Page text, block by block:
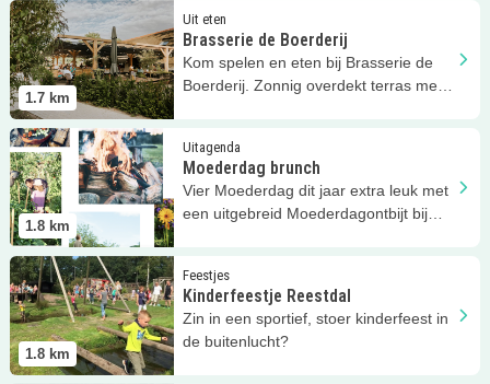
1.7 km
Uit eten
Brasserie de Boerderij
Kom spelen en eten bij Brasserie de
Boerderij. Zonnig overdekt terras met
Lees meer Brasserie de Boerderij
1.8 km
Uitagenda
Moederdag brunch
Vier Moederdag dit jaar extra leuk met
een uitgebreid Moederdagontbijt bij
Lees meer Moederdag brunch
1.8 km
Feestjes
Kinderfeestje Reestdal
Zin in een sportief, stoer kinderfeest in
de buitenlucht?
Lees meer Kinderfeestje Reestdal